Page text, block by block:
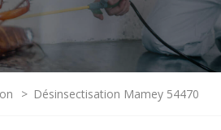
> Désinsectisation Mamey 54470